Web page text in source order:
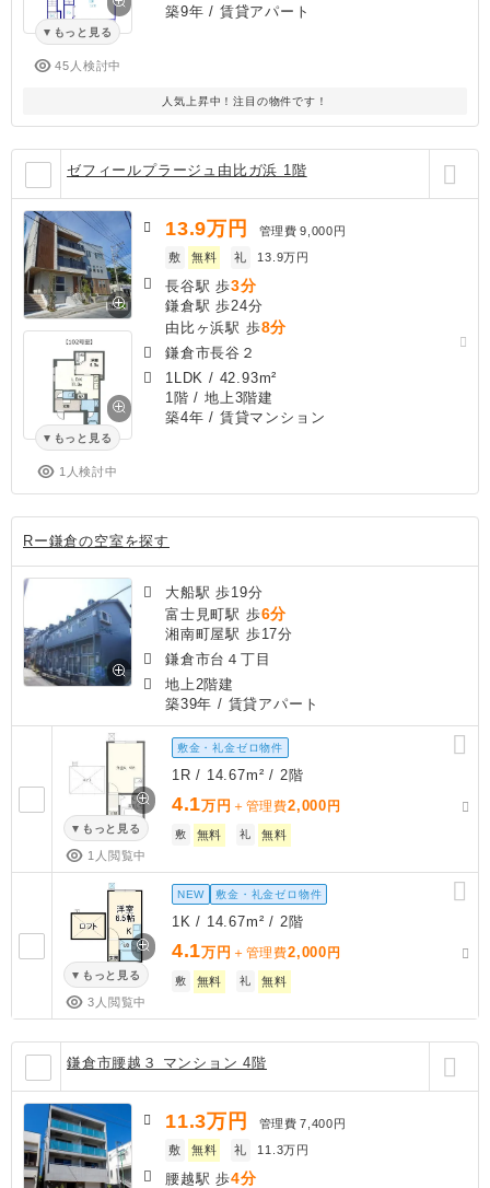
もっと見る
45人検討中
築9年 / 賃貸アパート
人気上昇中！注目の物件です！
ゼフィールプラージュ由比ガ浜 1階
もっと見る
1人検討中
13.9万円 管理費 9,000円
敷
無料 礼 13.9万円
長谷駅 歩3分
鎌倉駅 歩24分
由比ヶ浜駅 歩8分
鎌倉市長谷２
1LDK / 42.93m²
1階 / 地上3階建
築4年 / 賃貸マンション
Rー鎌倉の空室を探す
大船駅 歩19分
富士見町駅 歩6分
湘南町屋駅 歩17分
鎌倉市台４丁目
地上2階建
築39年 / 賃貸アパート
もっと見る
1人閲覧中
敷金・礼金ゼロ物件
1R / 14.67m² / 2階
4.1万円 ＋管理費2,000 円
敷 無料 礼 無料
もっと見る
3人閲覧中
NEW 敷金・礼金ゼロ物件
1K / 14.67m² / 2階
4.1万円 ＋管理費2,000 円
敷 無料 礼 無料
鎌倉市腰越３ マンション 4階
11.3万円 管理費 7,400円
敷
無料 礼 11.3万円
腰越駅 歩4分